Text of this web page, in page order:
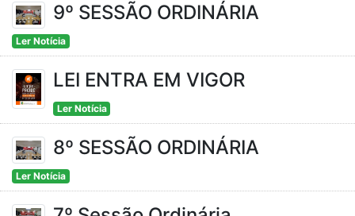
9º SESSÃO ORDINÁRIA
Ler Notícia
LEI ENTRA EM VIGOR
Ler Notícia
8º SESSÃO ORDINÁRIA
Ler Notícia